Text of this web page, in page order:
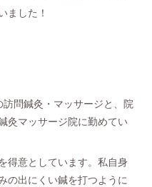
ました！
問鍼灸・マッサージと、院
灸マッサージ院に勤めてい
得意としています。私自身
の出にくい鍼を打つように